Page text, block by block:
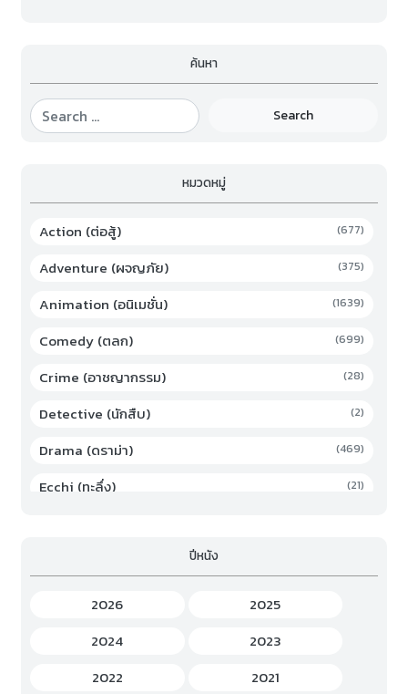
ค้นหา
Search
หมวดหมู่
Action (ต่อสู้) (677)
Adventure (ผจญภัย) (375)
Animation (อนิเมชั่น) (1639)
Comedy (ตลก) (699)
Crime (อาชญากรรม) (28)
Detective (นักสืบ) (2)
Drama (ดราม่า) (469)
Ecchi (ทะลึ่ง) (21)
Game (เกม)
Gourmet (อาหาร)
Hentai (เฮ็นไต)
ปีหนัง
2026
2025
2024
2023
2022
2021